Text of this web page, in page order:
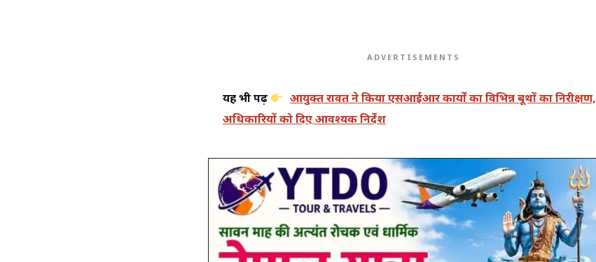
ADVERTISEMENTS
यह भी पढ़ें
आयुक्त रावत ने किया एसआईआर कार्यों का विभिन्न बूथों का निरीक्षण,
अधिकारियों को दिए आवश्यक निर्देश